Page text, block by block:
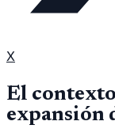
X
El
expansión